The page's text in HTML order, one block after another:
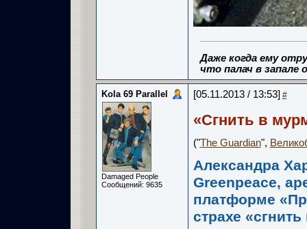
Даже когда ему
что палач в запале
Kola 69 Parallel
Damaged People
Сообщений: 9635
[05.11.2013 / 13:53] #
«Сгнить в
("The Guardian",
Александра
Greenpeace,
платформе
страхе